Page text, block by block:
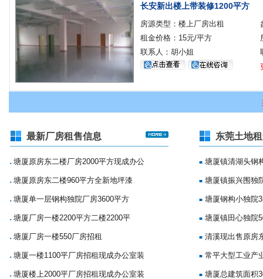
长安新出楼上带装修1200平方
房源类型：楼上厂房出租
租金价格：15元/平方
联系人：胡小姐
最新厂房租售信息
■塘厦原房东二楼厂房2000平方现成办公
■塘厦原房东二楼960平方全新地坪漆
■塘厦单一层钢构独院厂房3600平方
■塘厦厂房一楼2200平方二楼2200平
■塘厦厂房一楼550厂房招租
■塘厦一楼1100平厂房招租现成办公室装
■塘厦楼上2000平厂房招租现成办公室装
东莞土地
■ 塘厦镇清湖头钢
■ 塘厦镇振兴围独
■ 塘厦钢构小独院
■ 塘厦镇田心独院
■ 清溪现出售原房
■ 常平大型工业产
■ 塘厦总建筑面积